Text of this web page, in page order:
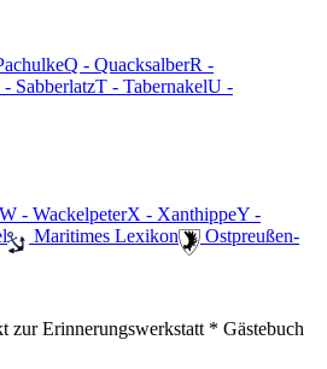
Q - QuacksalberR -
- SabberlatzT - TabernakelU -
W - WackelpeterX - XanthippeY -
️ Maritimes Lexikon
️ Ostpreußen-
zur Erinnerungswerkstatt * Gästebuch